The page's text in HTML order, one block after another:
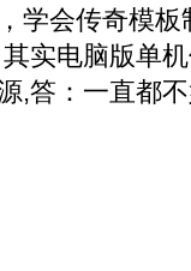
学会传奇模
实电脑版单
,答：一直都